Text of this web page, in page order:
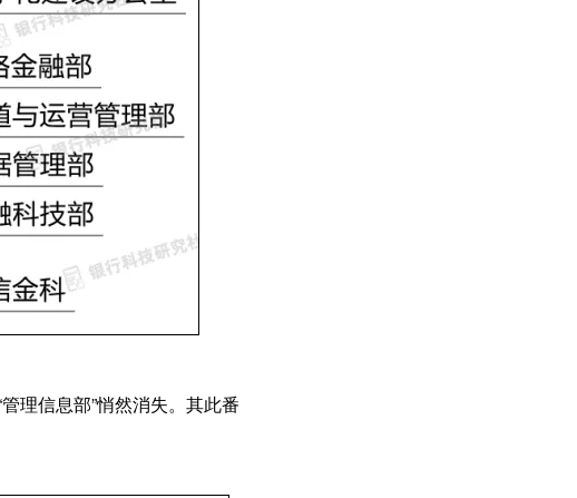
理信息部”悄然消失。其此番